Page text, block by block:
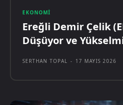
EKONOMI
Ereğli Demir Çelik
Düşüyor ve
SERTHAN TOPAL - 17 MAYIS 2026